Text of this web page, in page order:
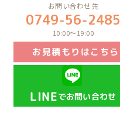
お問い合わせ先
0749-56-2485
10:00～19:00
お見積もりはこちら
LINEでお問い合わせ